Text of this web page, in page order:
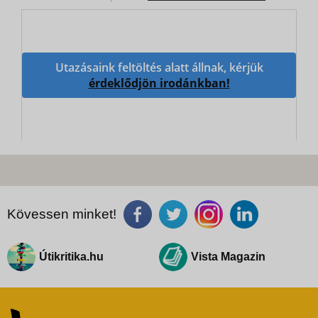
Utazásaink feltöltés alatt állnak, kérjük
érdeklődjön irodánkban!
Kövessen minket!
Útikritika.hu Vista Magazin